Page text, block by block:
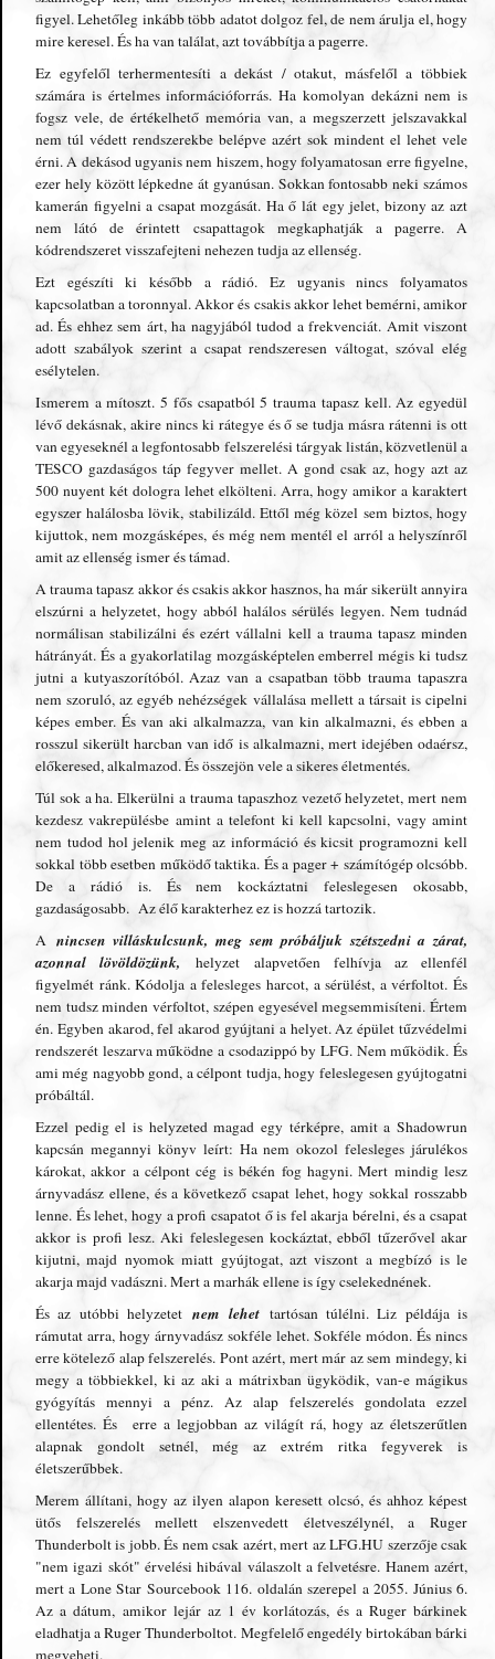
figyel. Lehetőleg inkább több adatot dolgoz fel, de nem árulja el, hogy
mire keresel. És ha van találat, azt továbbítja a pagerre.
Ez egyfelől terhermentesíti a dekást / otakut, másfelől a többiek
számára is értelmes információforrás. Ha komolyan dekázni nem is
fogsz vele, de értékelhető memória van, a megszerzett jelszavakkal
nem túl védett rendszerekbe belépve azért sok mindent el lehet vele
érni. A dekásod ugyanis nem hiszem, hogy folyamatosan erre figyelne,
ezer hely között lépkedne át gyanúsan. Sokkan fontosabb neki számos
kamerán figyelni a csapat mozgását. Ha ő lát egy jelet, bizony az azt
nem látó de érintett csapattagok megkaphatják a pagerre. A
kódrendszeret visszafejteni nehezen tudja az ellenség.
Ezt egészíti ki később a rádió. Ez ugyanis nincs folyamatos
kapcsolatban a toronnyal. Akkor és csakis akkor lehet bemérni, amikor
ad. És ehhez sem árt, ha nagyjából tudod a frekvenciát. Amit viszont
adott szabályok szerint a csapat rendszeresen váltogat, szóval elég
esélytelen.
Ismerem a mítoszt. 5 fős csapatból 5 trauma tapasz kell. Az egyedül
lévő dekásnak, akire nincs ki rátegye és ő se tudja másra rátenni is ott
van egyeseknél a legfontosabb felszerelési tárgyak listán, közvetlenül a
TESCO gazdaságos táp fegyver mellet. A gond csak az, hogy azt az
500 nuyent két dologra lehet elkölteni. Arra, hogy amikor a karaktert
egyszer halálosba lövik, stabilizáld. Ettől még közel sem biztos, hogy
kijuttok, nem mozgásképes, és még nem mentél el arról a helyszínről
amit az ellenség ismer és támad.
A trauma tapasz akkor és csakis akkor hasznos, ha már sikerült annyira
elszúrni a helyzetet, hogy abból halálos sérülés legyen. Nem tudnád
normálisan stabilizálni és ezért vállalni kell a trauma tapasz minden
hátrányát. És a gyakorlatilag mozgásképtelen emberrel mégis ki tudsz
jutni a kutyaszorítóból. Azaz van a csapatban több trauma tapaszra
nem szoruló, az egyéb nehézségek vállalása mellett a társait is cipelni
képes ember. És van aki alkalmazza, van kin alkalmazni, és ebben a
rosszul sikerült harcban van idő is alkalmazni, mert idejében odaérsz,
előkeresed, alkalmazod. És összejön vele a sikeres életmentés.
Túl sok a ha. Elkerülni a trauma tapaszhoz vezető helyzetet, mert nem
kezdesz vakrepülésbe amint a telefont ki kell kapcsolni, vagy amint
nem tudod hol jelenik meg az információ és kicsit programozni kell
sokkal több esetben működő taktika. És a pager + számítógép olcsóbb.
De a rádió is. És nem kockáztatni feleslegesen okosabb,
gazdaságosabb. Az élő karakterhez ez is hozzá tartozik.
A nincsen villáskulcsunk, meg sem próbáljuk szétszedni a zárat,
azonnal lövöldözünk, helyzet alapvetően felhívja az ellenfél
figyelmét ránk. Kódolja a felesleges harcot, a sérülést, a vérfoltot. És
nem tudsz minden vérfoltot, szépen egyesével megsemmisíteni. Értem
én. Egyben akarod, fel akarod gyújtani a helyet. Az épület tűzvédelmi
rendszerét leszarva működne a csodazippó by LFG. Nem működik. És
ami még nagyobb gond, a célpont tudja, hogy feleslegesen gyújtogatni
próbáltál.
Ezzel pedig el is helyzeted magad egy térképre, amit a Shadowrun
kapcsán megannyi könyv leírt: Ha nem okozol felesleges járulékos
károkat, akkor a célpont cég is békén fog hagyni. Mert mindig lesz
árnyvadász ellene, és a következő csapat lehet, hogy sokkal rosszabb
lenne. És lehet, hogy a profi csapatot ő is fel akarja bérelni, és a csapat
akkor is profi lesz. Aki feleslegesen kockáztat, ebből tűzerővel akar
kijutni, majd nyomok miatt gyújtogat, azt viszont a megbízó is le
akarja majd vadászni. Mert a marhák ellene is így cselekednének.
És az utóbbi helyzetetnem lehet tartósan túlélni. Liz példája is
rámutat arra, hogy árnyvadász sokféle lehet. Sokféle módon. És nincs
erre kötelező alap felszerelés. Pont azért, mert már az sem mindegy, ki
megy a többiekkel, ki az aki a mátrixban ügyködik, van-e mágikus
gyógyítás mennyi a pénz. Az alap felszerelés gondolata ezzel
ellentétes. És erre a legjobban az világít rá, hogy az életszerűtlen
alapnak gondolt setnél, még az extrém ritka fegyverek is
életszerűbbek.
Merem állítani, hogy az ilyen alapon keresett olcsó, és ahhoz képest
ütős felszerelés mellett elszenvedett életveszélynél, a Ruger
Thunderbolt is jobb. És nem csak azért, mert az LFG.HU szerzője csak
"nem igazi skót" érvelési hibával válaszolt a felvetésre. Hanem azért,
mert a Lone Star Sourcebook 116. oldalán szerepel a 2055. Június 6.
Az a dátum, amikor lejár az 1 év korlátozás, és a Ruger bárkinek
eladhatja a Ruger Thunderboltot. Megfelelő engedély birtokában bárki
megveheti.